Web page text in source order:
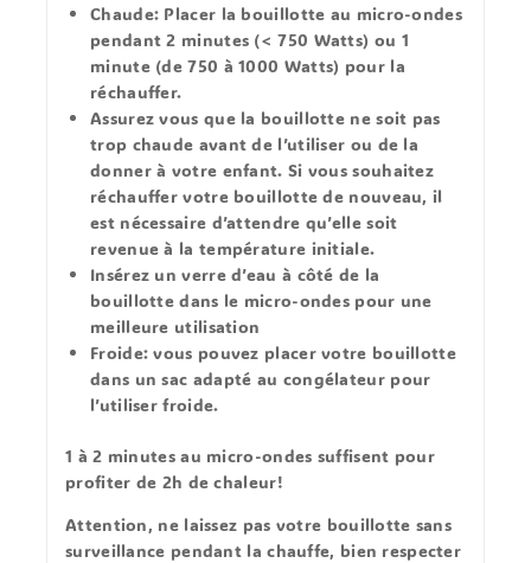
Chaude: Placer la bouillotte au micro-ondes
pendant 2 minutes (< 750 Watts) ou 1
minute (de 750 à 1000 Watts) pour la
réchauffer.
Assurez vous que la bouillotte ne soit pas
trop chaude avant de l’utiliser ou de la
donner à votre enfant. Si vous souhaitez
réchauffer votre bouillotte de nouveau, il
est nécessaire d’attendre qu’elle soit
revenue à la température initiale.
Insérez un verre d’eau à côté de la
bouillotte dans le micro-ondes pour une
meilleure utilisation
Froide: vous pouvez placer votre bouillotte
dans un sac adapté au congélateur pour
l’utiliser froide.
1 à 2 minutes au micro-ondes suffisent pour
profiter de 2h de chaleur!
Attention, ne laissez pas votre bouillotte sans
surveillance pendant la chauffe, bien respecter